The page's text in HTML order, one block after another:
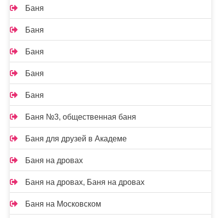
Баня
Баня
Баня
Баня
Баня
Баня №3, общественная баня
Баня для друзей в Академе
Баня на дровах
Баня на дровах, Баня на дровах
Баня на Московском